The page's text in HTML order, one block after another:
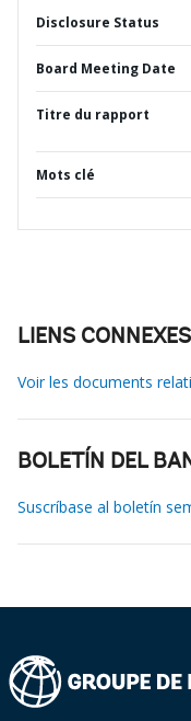
Disclosure Status
Board Meeting Date
Titre du rapport
Mots clé
LIENS CONNEXES
Voir les documents
BOLETÍN DEL
Suscríbase al boletín